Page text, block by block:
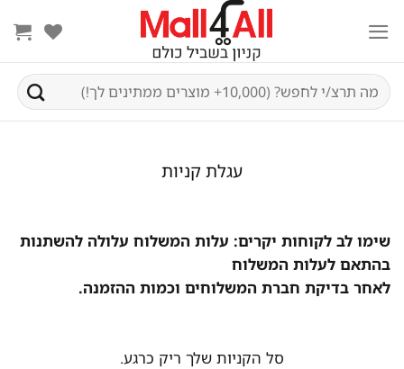
content
חיפוש
עבור:
עגלת קניות
שימו לב לקוחות יקרים: עלות המשלוח עלולה להשתנות
בהתאם לעלות המשלוח
לאחר בדיקת חברת המשלוחים וכמות ההזמנה.
סל הקניות שלך ריק כרגע.